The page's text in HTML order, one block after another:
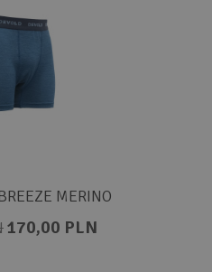
MERINO
170,00 PLN